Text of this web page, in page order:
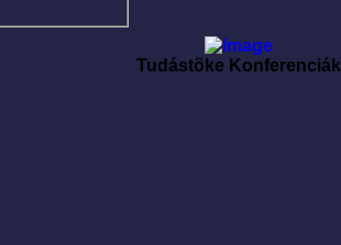
Tudástõke Konferenciák